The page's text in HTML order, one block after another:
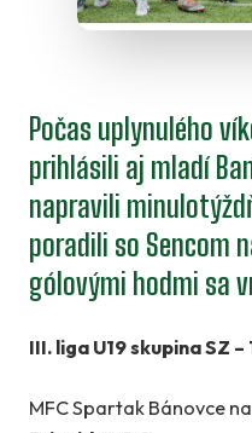
Počas uplynulého
prihlásili aj mladí
napravili
poradili so Sencom
gólovými hodmi sa
III. liga U19 skupina SZ –
MFC Spartak Bánovce